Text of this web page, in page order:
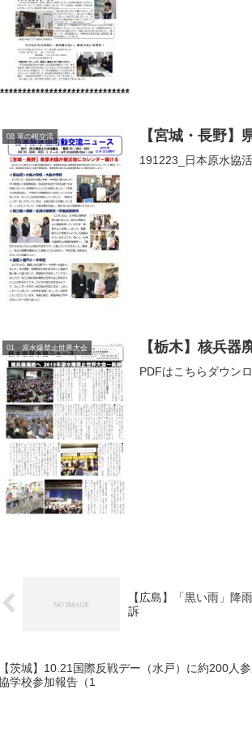
08 草の根交流 【宮城・長野
191223_日本原水協
01 原水爆禁止世界大会 【栃木】核兵
PDFはこちらダウン
【広島】「黒い雨」降
訴
【茨城】10.21国際反戦デー（水戸）に約200
学校参加報告（1